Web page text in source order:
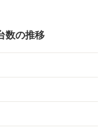
数の推移